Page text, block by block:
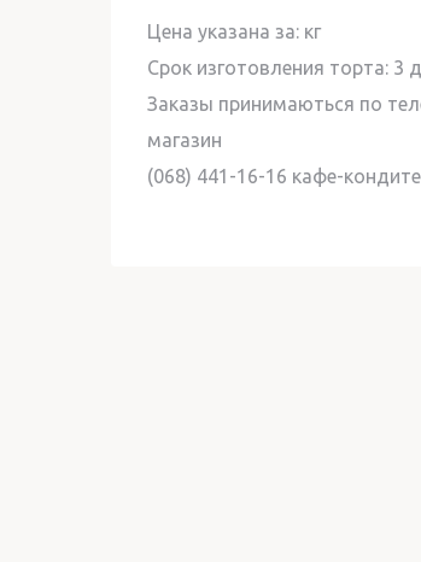
Цена указана за: кг
Cрок изготовления торта: 3
Заказы принимаються по
магазин
(068) 441-16-16 кафе-